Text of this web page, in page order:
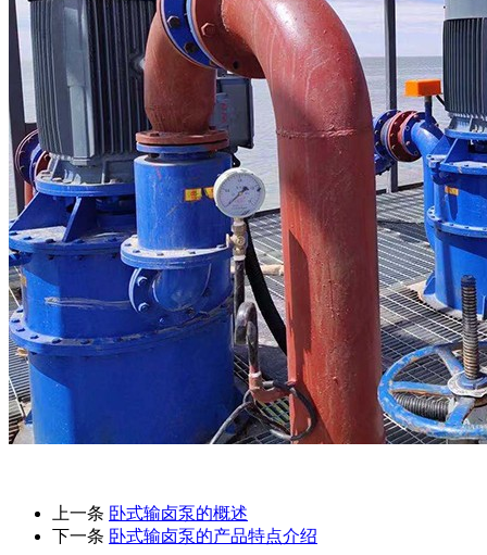
上一条 卧式输卤泵的概述
下一条 卧式输卤泵的产品特点介绍